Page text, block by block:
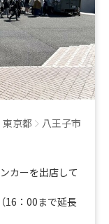
東京都 八王子市
カーを出店して
：00まで延長